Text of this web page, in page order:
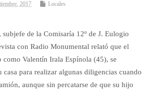
2017 Locales
subjefe de la Comisaría 12º de J. Eulogio
con Radio Monumental relató que el
Valentín Irala Espínola (45), se
casa para realizar algunas diligencias cuando
aunque sin percatarse de que su hijo